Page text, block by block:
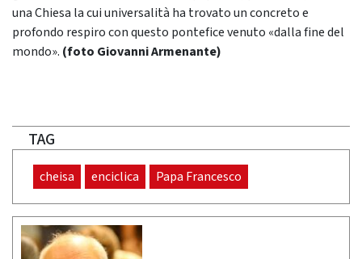
una Chiesa la cui universalità ha trovato un concreto e
profondo respiro con questo pontefice venuto «dalla fine del
mondo». (foto Giovanni Armenante)
TAG
cheisa enciclica Papa Francesco